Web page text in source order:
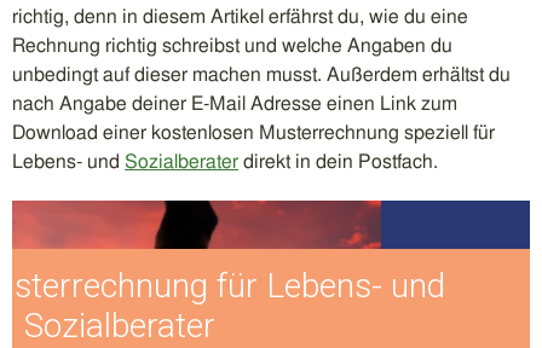
richtig, denn in diesem Artikel erfährst du, wie du eine
Rechnung richtig schreibst und welche Angaben du
unbedingt auf dieser machen musst. Außerdem erhältst du
nach Angabe deiner E-Mail Adresse einen Link zum
Download einer kostenlosen Musterrechnung speziell für
Lebens- und Sozialberater direkt in dein Postfach.
für Lebens- und
Sozialberater